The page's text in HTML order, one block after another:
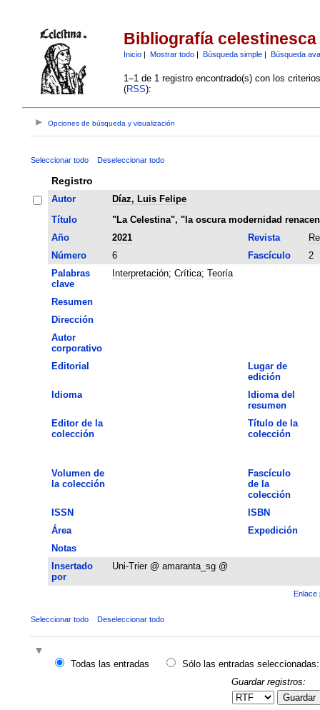
Bibliografía celestinesca
Inicio| Mostrar todo| Búsqueda simple| Búsqueda
1–1 de 1 registro encontrado(s) con los
(RSS):
Opciones de búsqueda y visualización
Seleccionar todo Deseleccionar todo
Registro
Autor
Díaz, Luis Felipe
Título
"La Celestina", "la oscura modernidad
Año
2021 Revista
Número
6 Fascículo
2
Palabras
clave
Interpretación; Crítica; Teoría
Resumen
Dirección
Autor
corporativo
Editorial
Lugar de
edición
Idioma
Idioma del
resumen
Editor de la
colección
Título de la
colección
Volumen de
la colección
Fascículo
de la
colección
ISSN
ISBN
Área
Expedición
Notas
Insertado
por
Uni-Trier @ amaranta_sg @
Enlace
Seleccionar todo Deseleccionar todo
Todas las entradas
Sólo las entradas seleccionadas:
Guardar registros:
Guardar